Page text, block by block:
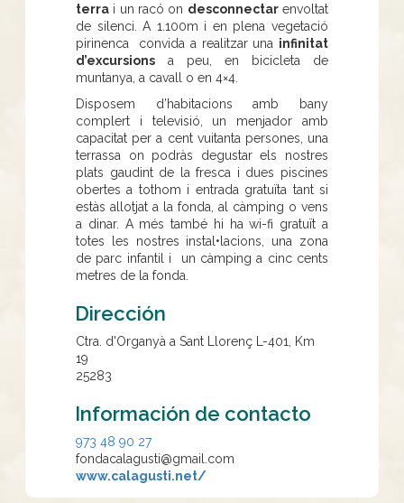
terra i un racó on desconnectarenvoltat
de silenci. A 1.100m i en plena vegetació
pirinenca convida a realitzar una infinitat
d’excursions a peu, en bicicleta de
muntanya, a cavall o en 4×4.
Disposem d’habitacions amb bany
complert i televisió, un menjador amb
capacitat per a cent vuitanta persones, una
terrassa on podràs degustar els nostres
plats gaudint de la fresca i dues piscines
obertes a tothom i entrada gratuïta tant si
estàs allotjat a la fonda, al càmping o vens
a dinar. A més també hi ha wi-fi gratuït a
totes les nostres instal•lacions, una zona
de parc infantil i un càmping a cinc cents
metres de la fonda.
Dirección
Ctra. d'Organyà a Sant Llorenç L-401, Km
19
25283
Información de contacto
973 48 90 27
fondacalagusti@gmail.com
www.calagusti.net/